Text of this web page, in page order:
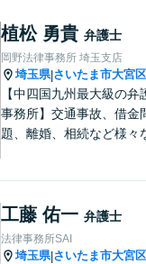
植松 勇貴 弁護士
岡野法律事務所 埼玉支店
埼玉県|さいたま市大宮区
【中四国九州最大級の弁
事務所】交通事故、借金
題、離婚、相続など様々
い！
工藤 佑一 弁護士
法律事務所SAI
埼玉県|さいたま市大宮区